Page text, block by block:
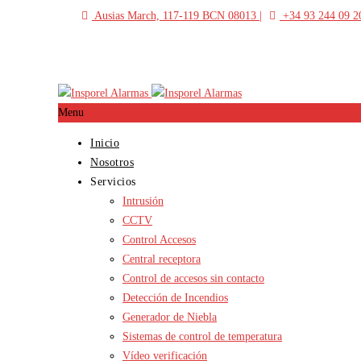
Ausias March, 117-119 BCN 08013 +34 93 244 09
Menu
Inicio
Nosotros
Servicios
Intrusión
CCTV
Control Accesos
Central receptora
Control de accesos sin contacto
Detección de Incendios
Generador de Niebla
Sistemas de control de temperatura
Vídeo verificación